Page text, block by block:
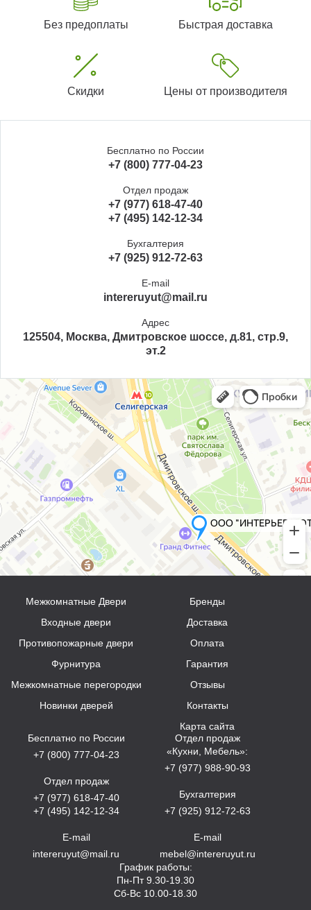
Без предоплаты Быстрая доставка
Скидки Цены от производителя
Бесплатно по России
+7 (800) 777-04-23
Отдел продаж
+7 (977) 618-47-40
+7 (495) 142-12-34
Бухгалтерия
+7 (925) 912-72-63
E-mail
intereruyut@mail.ru
Адрес
125504, Москва, Дмитровское шоссе, д.81, стр.9,
эт.2
Межкомнатные Двери
Входные двери
Противопожарные двери
Фурнитура
Межкомнатные перегородки
Новинки дверей
Бренды
Доставка
Оплата
Гарантия
Отзывы
Контакты
Карта сайта
Бесплатно по России
+7 (800) 777-04-23
Отдел продаж
+7 (977) 618-47-40
+7 (495) 142-12-34
E-mail
intereruyut@mail.ru
Отдел продаж
«Кухни, Мебель»:
+7 (977) 988-90-93
Бухгалтерия
+7 (925) 912-72-63
E-mail
mebel@intereruyut.ru
График работы:
Пн-Пт 9.30-19.30
Сб-Вс 10.00-18.30